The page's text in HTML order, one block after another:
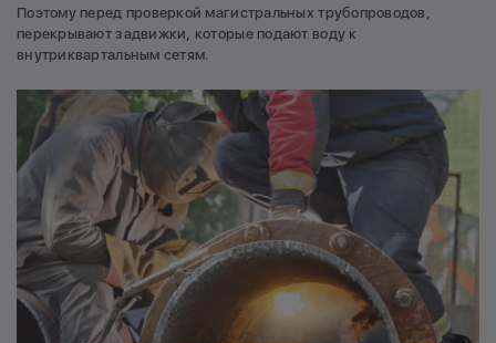
Поэтому перед проверкой магистральных трубопроводов,
перекрывают задвижки, которые подают воду к
внутриквартальным сетям.